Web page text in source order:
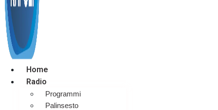
Home
Radio
Programmi
Palinsesto